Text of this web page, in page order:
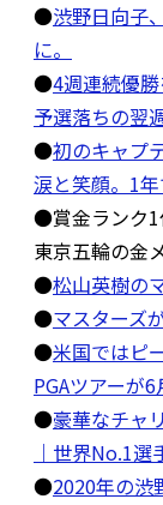
●渋野日向子
に。
●4週連続優
予選落ちの翌
●初のキャプ
涙と笑顔。1
●賞金ランク1
東京五輪の金
●松山英樹の
●マスターズ
●米国ではピ
PGAツアーが
●豪華なチャ
｜世界No.1
●2020年の渋